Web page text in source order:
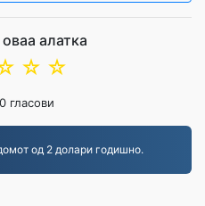
алатка
☆
☆
0гласови
од 2 долари годишно.